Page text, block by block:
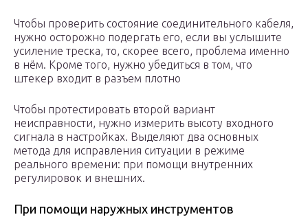
Чтобы проверить состояние соединительного кабеля,
нужно осторожно подергать его, если вы услышите
усиление треска, то, скорее всего, проблема именно
в нём. Кроме того, нужно убедиться в том, что
штекер входит в разъем плотно
Чтобы протестировать второй вариант
неисправности, нужно измерить высоту входного
сигнала в настройках. Выделяют два основных
метода для исправления ситуации в режиме
реального времени: при помощи внутренних
регулировок и внешних.
При помощи наружных инструментов